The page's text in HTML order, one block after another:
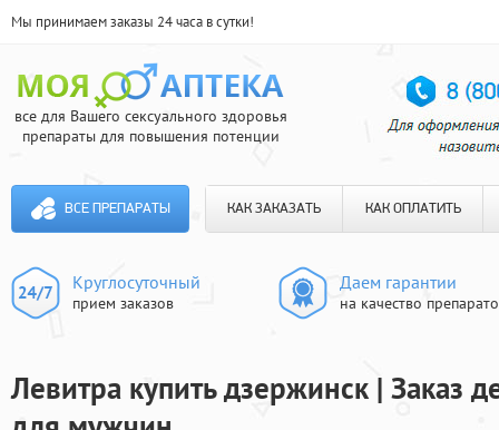
Мы принимаем заказы 24 часа в сутки!
все для Вашего сексуального здоровья
препараты для повышения потенции
ВСЕ ПРЕПАРАТЫ КАК ЗАКАЗАТЬ КАК ОПЛАТИТЬ
Круглосуточный
прием заказов
Даем гарантии
на качество
Левитра купить дзержинск | Заказ